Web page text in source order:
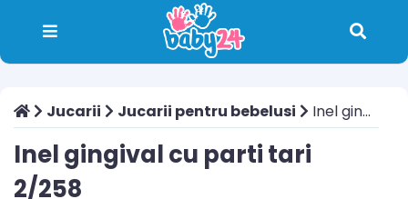
Jucarii Jucarii pentru bebelusi Inel gingival cu parti tari 2/258
Inel gingival cu parti tari
2/258